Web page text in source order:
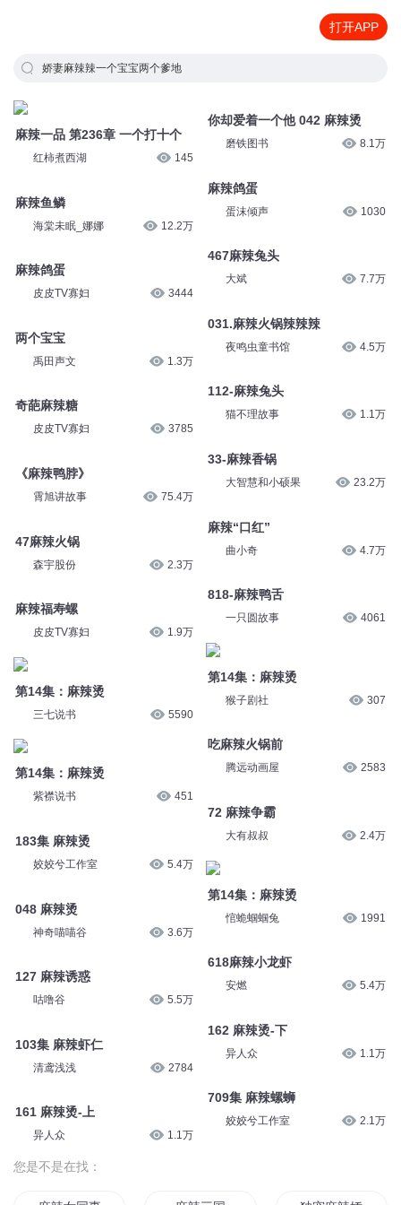
打开APP
娇妻麻辣辣一个宝宝两个爹地
麻辣一品 第236章 一个打十个
红柿煮西湖 145
麻辣鱼鳞
海棠未眠_娜娜 12.2万
麻辣鸽蛋
皮皮TV寡妇 3444
两个宝宝
禹田声文 1.3万
奇葩麻辣糖
皮皮TV寡妇 3785
《麻辣鸭脖》
霄旭讲故事 75.4万
47麻辣火锅
森宇股份 2.3万
麻辣福寿螺
皮皮TV寡妇 1.9万
第14集：麻辣烫
三七说书 5590
第14集：麻辣烫
紫襟说书 451
183集 麻辣烫
姣姣兮工作室 5.4万
048 麻辣烫
神奇喵喵谷 3.6万
127 麻辣诱惑
咕噜谷 5.5万
103集 麻辣虾仁
清鸢浅浅 2784
161 麻辣烫-上
异人众 1.1万
你却爱着一个他 042 麻辣烫
磨铁图书 8.1万
麻辣鸽蛋
蛋沫倾声 1030
467麻辣兔头
大斌 7.7万
031.麻辣火锅辣辣辣
夜鸣虫童书馆 4.5万
112-麻辣兔头
猫不理故事 1.1万
33-麻辣香锅
大智慧和小硕果 23.2万
麻辣“口红”
曲小奇 4.7万
818-麻辣鸭舌
一只圆故事 4061
第14集：麻辣烫
猴子剧社 307
吃麻辣火锅前
腾远动画屋 2583
72 麻辣争霸
大有叔叔 2.4万
第14集：麻辣烫
悺蛫蝈蝈兔 1991
618麻辣小龙虾
安燃 5.4万
162 麻辣烫-下
异人众 1.1万
709集 麻辣螺蛳
姣姣兮工作室 2.1万
您是不是在找：